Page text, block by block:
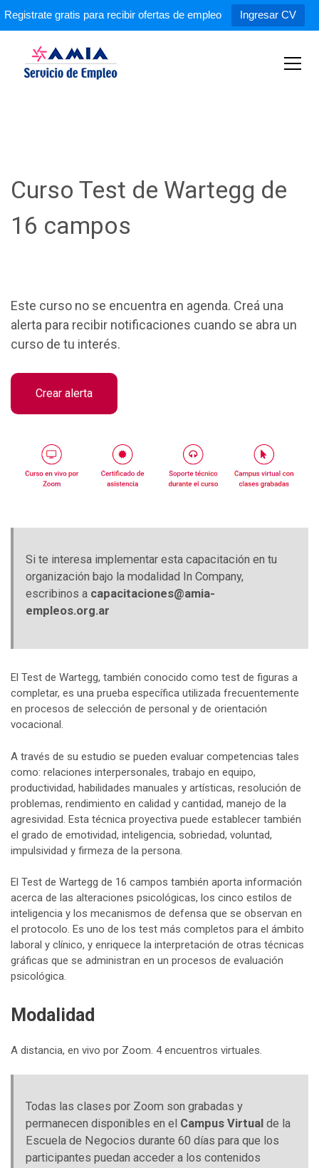
Registrate gratis para recibir ofertas de empleo Ingresar CV
Curso Test de Wartegg de
16 campos
Este curso no se encuentra en agenda. Creá una
alerta para recibir notificaciones cuando se abra un
curso de tu interés.
Crear alerta
Si te interesa implementar esta capacitación en tu
organización bajo la modalidad In Company,
escribinos a capacitaciones@amia-
empleos.org.ar
El Test de Wartegg, también conocido como test de figuras a
completar, es una prueba específica utilizada frecuentemente
en procesos de selección de personal y de orientación
vocacional.
A través de su estudio se pueden evaluar competencias tales
como: relaciones interpersonales, trabajo en equipo,
productividad, habilidades manuales y artísticas, resolución de
problemas, rendimiento en calidad y cantidad, manejo de la
agresividad. Esta técnica proyectiva puede establecer también
el grado de emotividad, inteligencia, sobriedad, voluntad,
impulsividad y firmeza de la persona.
El Test de Wartegg de 16 campos también aporta información
acerca de las alteraciones psicológicas, los cinco estilos de
inteligencia y los mecanismos de defensa que se observan en
el protocolo. Es uno de los test más completos para el ámbito
laboral y clínico, y enriquece la interpretación de otras técnicas
gráficas que se administran en un procesos de evaluación
psicológica.
Modalidad
A distancia, en vivo por Zoom. 4 encuentros virtuales.
Todas las clases por Zoom son grabadas y
permanecen disponibles en el Campus Virtualde la
Escuela de Negocios durante 60 días para que los
participantes puedan acceder a los contenidos